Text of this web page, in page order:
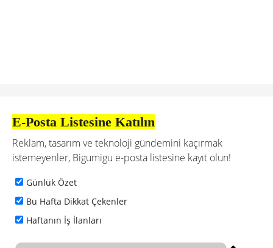
E-Posta Listesine Katılın
Reklam, tasarım ve teknoloji gündemini kaçırmak
istemeyenler, Bigumigu e-posta listesine kayıt olun!
Günlük Özet
Bu Hafta Dikkat Çekenler
Haftanın İş İlanları